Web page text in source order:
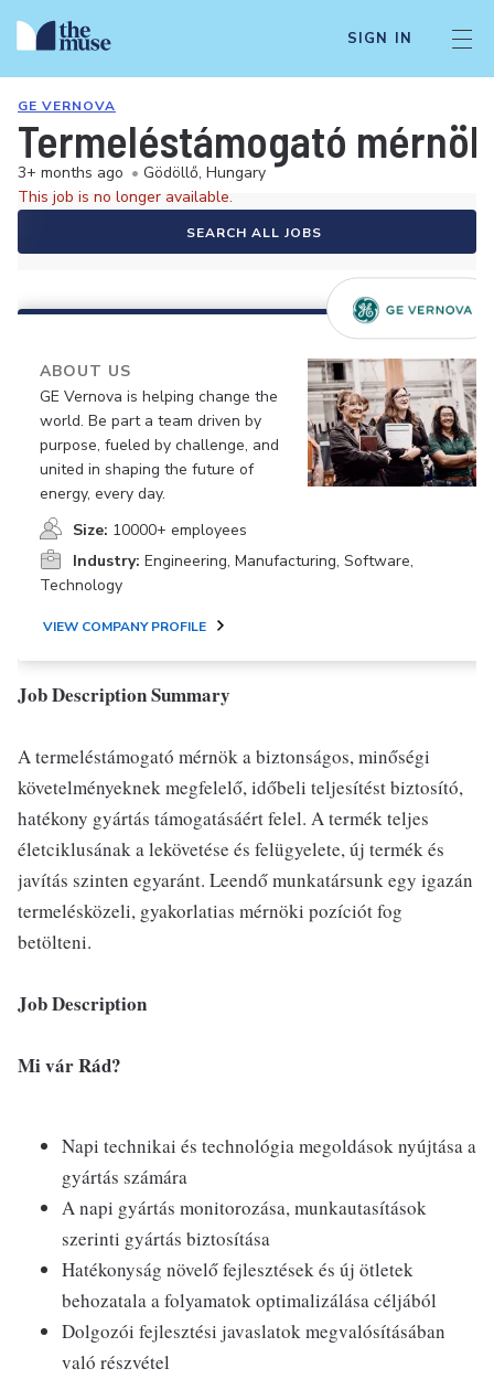
SIGN IN
GE VERNOVA
Termeléstámogató
3+ months ago • Gödöllő, Hungary
This job is no longer available.
SEARCH ALL JOBS
ABOUT US
GE Vernova is helping change the
world. Be part a team driven by
purpose, fueled by challenge, and
united in shaping the future of
energy, every day.
Size: 10000+ employees
Industry: Engineering, Manufacturing, Software,
Technology
VIEW COMPANY PROFILE
Job Description Summary
A termeléstámogató mérnök a biztonságos, minőségi
követelményeknek megfelelő, időbeli teljesítést biztosító,
hatékony gyártás támogatásáért felel. A termék teljes
életciklusának a lekövetése és felügyelete, új termék és
javítás szinten egyaránt. Leendő munkatársunk egy igazán
termelésközeli, gyakorlatias mérnöki pozíciót fog
betölteni.
Job Description
Mi vár Rád?
Napi technikai és technológia megoldások nyújtása a
gyártás számára
A napi gyártás monitorozása, munkautasítások
szerinti gyártás biztosítása
Hatékonyság növelő fejlesztések és új ötletek
behozatala a folyamatok optimalizálása céljából
Dolgozói fejlesztési javaslatok megvalósításában
való részvétel